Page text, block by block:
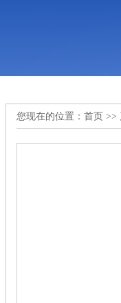
您现在的位置： 首页 >>